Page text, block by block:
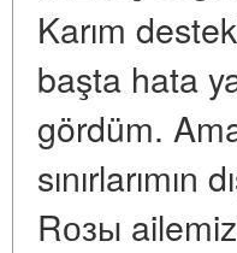
Karım
başta hata
gördüm.
Rозы